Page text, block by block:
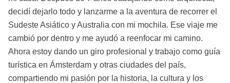
decidí dejarlo todo y lanzarme a la aventura de recorrer el
Sudeste Asiático y Australia con mi mochila. Ese viaje me
cambió por dentro y me ayudó a reenfocar mi camino.
Ahora estoy dando un giro profesional y trabajo como guía
turística en Ámsterdam y otras ciudades del país,
compartiendo mi pasión por la historia, la cultura y los